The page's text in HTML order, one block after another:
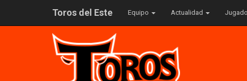
Toros del Este Equipo Actualidad